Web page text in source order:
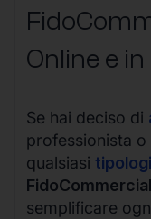
Online e
Se hai deciso di
professionista
qualsiasi
semplificare